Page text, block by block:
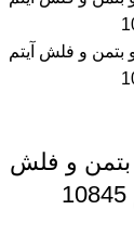
بتمن و فلش